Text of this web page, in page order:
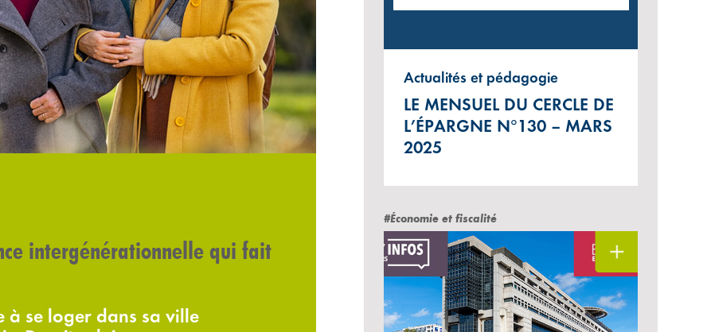
intergénérationnelle qui fait
à se loger dans sa ville
Actualités et pédagogie
LE MENSUEL DU CERCLE DE
L’ÉPARGNE N°130 – MARS
2025
#Économie et fiscalité